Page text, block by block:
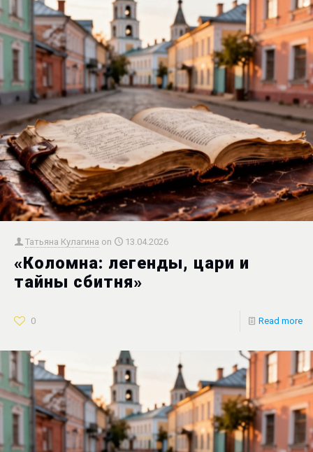
Татьяна Кулагина on 13.04.2026
«Коломна: легенды, цари и
тайны сбитня»
0 Read more